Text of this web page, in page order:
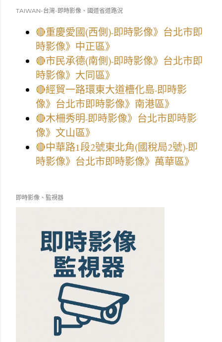
TAIWAN-台灣-即時影像、國道省道路況
🔴重慶愛國(西側)-即時影像》台北市即
時影像》中正區》
🔴市民承德(南側)-即時影像》台北市即
時影像》大同區》
🔴經貿一路環東大道槽化島-即時影
像》台北市即時影像》南港區》
🔴木柵秀明-即時影像》台北市即時影
像》文山區》
🔴中華路1段2號東北角(國稅局2號)-即
時影像》台北市即時影像》萬華區》
即時影像、監視器